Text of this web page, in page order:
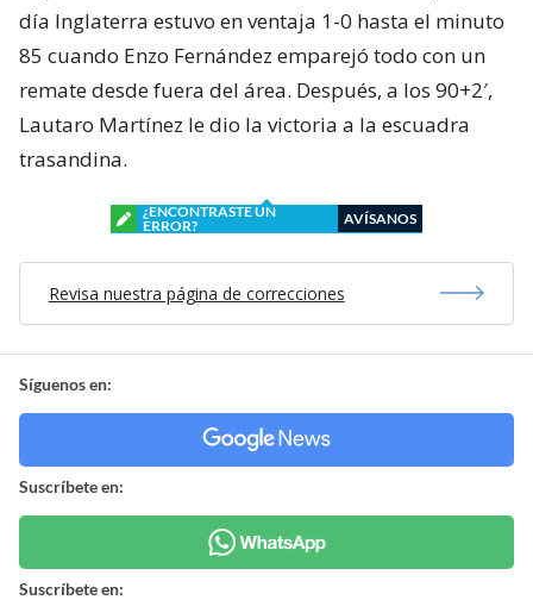
día Inglaterra estuvo en ventaja 1-0 hasta el minuto
85 cuando Enzo Fernández emparejó todo con un
remate desde fuera del área. Después, a los 90+2′,
Lautaro Martínez le dio la victoria a la escuadra
trasandina.
¿ENCONTRASTE UN
ERROR?
AVÍSANOS
Revisa nuestra página de correcciones
Síguenos en:
Suscríbete en:
Suscríbete en: